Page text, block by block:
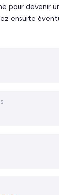
pour devenir
ensuite